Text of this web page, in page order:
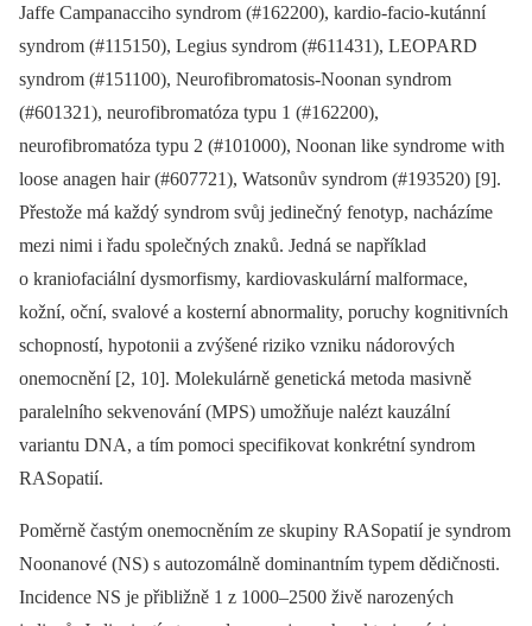
Jaffe Campanacciho syndrom (#162200), kardio-facio-kutánní
syndrom (#115150), Legius syndrom (#611431), LEOPARD
syndrom (#151100), Neurofibromatosis-Noonan syndrom
(#601321), neurofibromatóza typu 1 (#162200),
neurofibromatóza typu 2 (#101000), Noonan like syndrome with
loose anagen hair (#607721), Watsonův syndrom (#193520) [9].
Přestože má každý syndrom svůj jedinečný fenotyp, nacházíme
mezi nimi i řadu společných znaků. Jedná se například
o kraniofaciální dysmorfismy, kardiovaskulární malformace,
kožní, oční, svalové a kosterní abnormality, poruchy kognitivních
schopností, hypotonii a zvýšené riziko vzniku nádorových
onemocnění [2, 10]. Molekulárně genetická metoda masivně
paralelního sekvenování (MPS) umožňuje nalézt kauzální
variantu DNA, a tím pomoci specifikovat konkrétní syndrom
RASopatií.
Poměrně častým onemocněním ze skupiny RASopatií je syndrom
Noonanové (NS) s autozomálně dominantním typem dědičnosti.
Incidence NS je přibližně 1 z 1000–2500 živě narozených